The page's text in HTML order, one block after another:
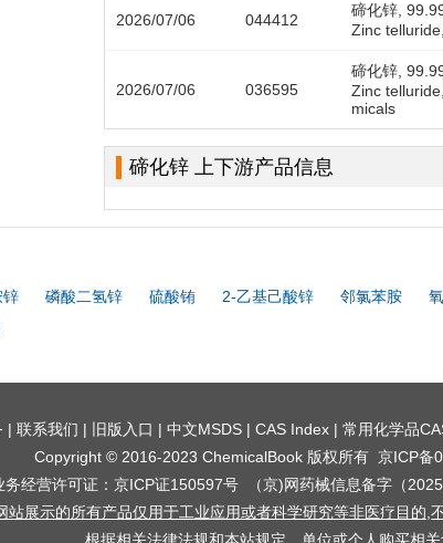
2026/07/06 044412
碲化锌,
Zinc
2026/07/06 036595
碲化锌,
Zinc
micals
碲化锌 上下游产品信息
锌 磷酸二氢锌 硫酸铕 2-乙基己酸锌 邻氯苯胺
| 联系我们 | 旧版入口 | 中文MSDS | CAS Index | 常用化学品
Copyright © 2016-2023 ChemicalBook 版权所有 京ICP备
务经营许可证：京ICP证150597号 （京)网药械信息备字（
站展示的所有产品仅用于工业应用或者科学研究等非医疗目的